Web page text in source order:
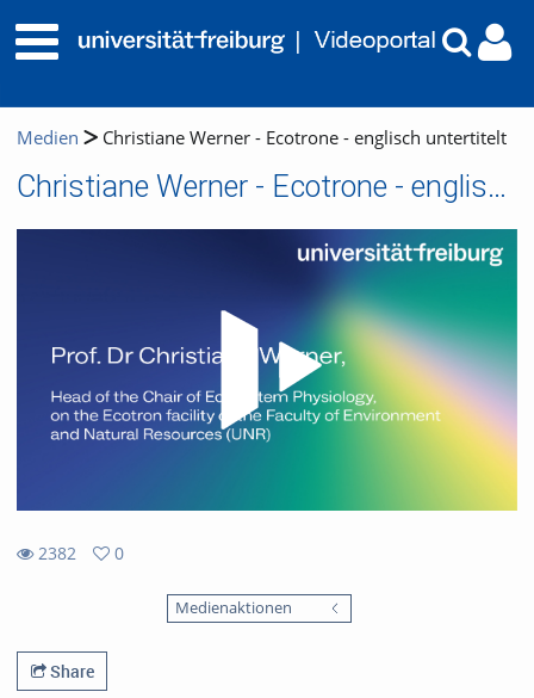
Medien Christiane Werner - Ecotrone - englisch untertitelt
Christiane Werner - Ecotrone - englisch untertitelt
2382
0
Medienaktionen
Share